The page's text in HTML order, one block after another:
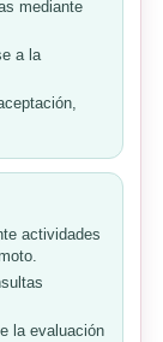
mediante
a la
actividades
la evaluación